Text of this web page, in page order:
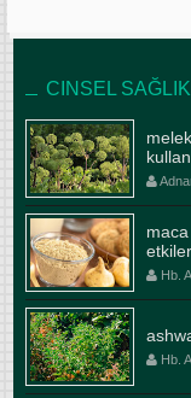
CINSEL SAĞLIK
Hb.
Hb.